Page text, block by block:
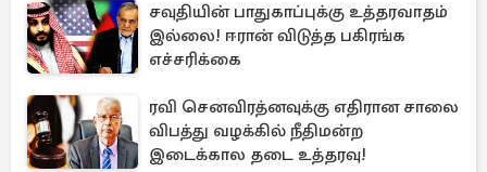
சவுதியின் பாதுகாப்புக்கு உத்தரவாதம்
இல்லை! ஈரான் விடுத்த பகிரங்க
எச்சரிக்கை
ரவி செனவிரத்னவுக்கு எதிரான சாலை
விபத்து வழக்கில் நீதிமன்ற
இடைக்கால தடை உத்தரவு!